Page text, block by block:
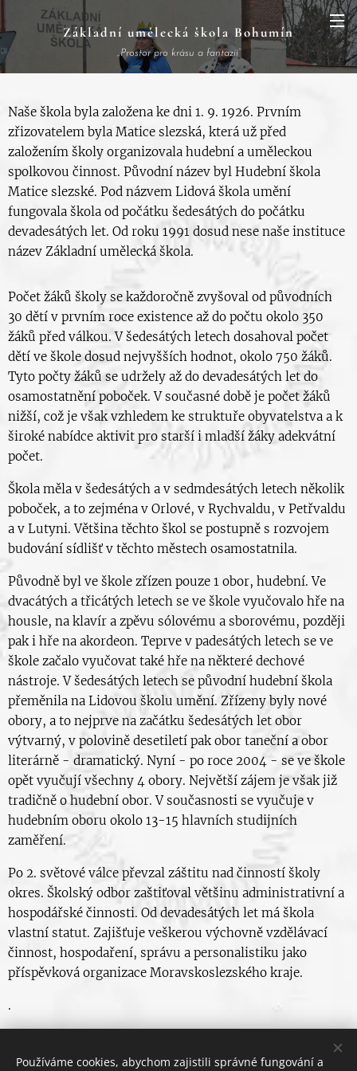
Základní umělecká škola Bohumín
„Prostor pro krásu a fantazii“
Naše škola byla založena ke dni 1. 9. 1926. Prvním
zřizovatelem byla Matice slezská, která už před
založením školy organizovala hudební a uměleckou
spolkovou činnost. Původní název byl Hudební škola
Matice slezské. Pod názvem Lidová škola umění
fungovala škola od počátku šedesátých do počátku
devadesátých let. Od roku 1991 dosud nese naše instituce
název Základní umělecká škola.
Počet žáků školy se každoročně zvyšoval od původních
30 dětí v prvním roce existence až do počtu okolo 350
žáků před válkou. V šedesátých letech dosahoval počet
dětí ve škole dosud nejvyšších hodnot, okolo 750 žáků.
Tyto počty žáků se udržely až do devadesátých let do
osamostatnění poboček. V současné době je počet žáků
nižší, což je však vzhledem ke struktuře obyvatelstva a k
široké nabídce aktivit pro starší i mladší žáky adekvátní
počet.
Škola měla v šedesátých a v sedmdesátých letech několik
poboček, a to zejména v Orlové, v Rychvaldu, v Petřvaldu
a v Lutyni. Většina těchto škol se postupně s rozvojem
budování sídlišť v těchto městech osamostatnila.
Původně byl ve škole zřízen pouze 1 obor, hudební. Ve
dvacátých a třicátých letech se ve škole vyučovalo hře na
housle, na klavír a zpěvu sólovému a sborovému, později
pak i hře na akordeon. Teprve v padesátých letech se ve
škole začalo vyučovat také hře na některé dechové
nástroje. V šedesátých letech se původní hudební škola
přeměnila na Lidovou školu umění. Zřízeny byly nové
obory, a to nejprve na začátku šedesátých let obor
výtvarný, v polovině desetiletí pak obor taneční a obor
literárně - dramatický. Nyní - po roce 2004 - se ve škole
opět vyučují všechny 4 obory. Největší zájem je však již
tradičně o hudební obor. V současnosti se vyučuje v
hudebním oboru okolo 13-15 hlavních studijních
zaměření.
Po 2. světové válce převzal záštitu nad činností školy
okres. Školský odbor zaštiťoval většinu administrativní a
hospodářské činnosti. Od devadesátých let má škola
vlastní statut. Zajišťuje veškerou výchovně vzdělávací
činnost, hospodaření, správu a personalistiku jako
příspěvková organizace Moravskoslezského kraje.
.
Používáme cookies, abychom zajistili správné fungování a